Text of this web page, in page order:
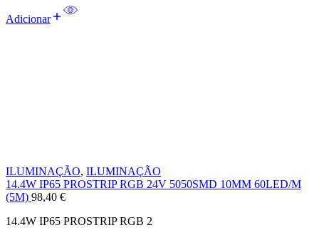
Adicionar
ILUMINAÇÃO, ILUMINAÇÃO
14.4W IP65 PROSTRIP RGB 24V 5050SMD 10MM 60LED/M
(5M) 98,40 €
14.4W IP65 PROSTRIP RGB 2